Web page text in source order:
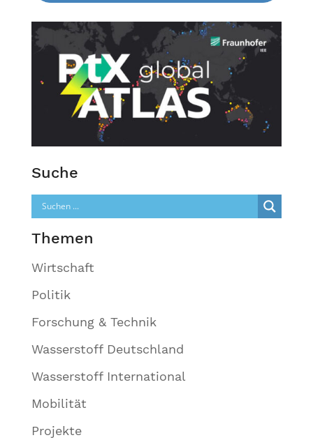
Suche
Themen
Wirtschaft
Politik
Forschung & Technik
Wasserstoff Deutschland
Wasserstoff International
Mobilität
Projekte